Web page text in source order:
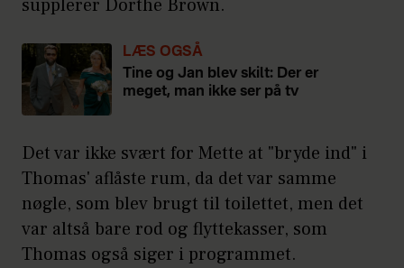
supplerer Dorthe Brown.
LÆS OGSÅ
Tine og Jan blev skilt: Der er
meget, man ikke ser på tv
Det var ikke svært for Mette at "bryde ind" i
Thomas' aflåste rum, da det var samme
nøgle, som blev brugt til toilettet, men det
var altså bare rod og flyttekasser, som
Thomas også siger i programmet.